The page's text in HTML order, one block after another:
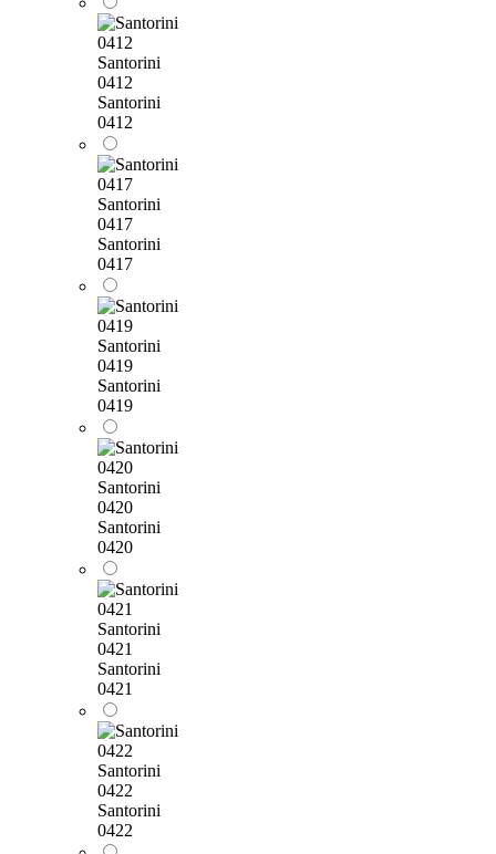
Santorini
0412
Santorini
0412
Santorini
0417
Santorini
0417
Santorini
0419
Santorini
0419
Santorini
0420
Santorini
0420
Santorini
0421
Santorini
0421
Santorini
0422
Santorini
0422